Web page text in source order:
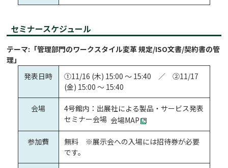
セミナースケジュール
テーマ:「管理部門のワークスタイル変革 規定/ISO文書/契約書の管
理」
発表日時
①11/16 (木) 15:00 ～ 15:40 ／ ②11/17
(金) 15:00 ～ 15:40
会場
4号館内：出展社による製品・サービス発表
セミナー会場 会場MAP
参加費
無料 ※展示会への入場には招待券が必要
です。